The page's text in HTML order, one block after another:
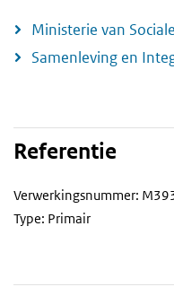
Ministerie van
Samenleving en
Referentie
Verwerkingsnummer:
Type: Primair